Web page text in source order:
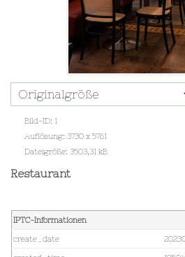
Bild-ID: 1
Auflösung: 3730 x 5761
Dateigröße: 3503,31 kB
Restaurant
IPTC-Informationen
create_date